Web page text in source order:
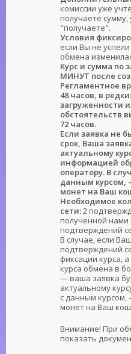
комиссии уже
получаете
"получаете".
Условия
если Вы не
обмена
Курс и сумма по
МИНУТ после
Регламентное
48 часов, в
загруженности
обстоятельств
72 часов.
Если заявка не
срок, Ваша
актуальному
информацией
оператору. В
данным курсом,
монет на Ваш
Необходимое
сети:2
полученной нами
подтверждений
В случае, если
подтверждений
фиксации курса,
курса обмена в
— ваша заявка
актуальному
с данным
монет на Ваш
Внимание! При
показать